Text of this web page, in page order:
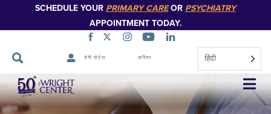
SCHEDULE YOUR PRIMARY CAREOR PSYCHIATRY
APPOINTMENT TODAY.
रोगी पोर्टल करियर हिंदी
नेविगेशन
छोड़ें